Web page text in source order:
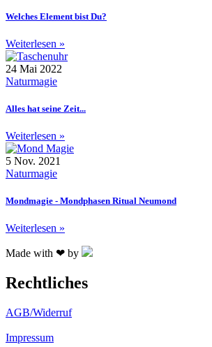
Welches Element bist Du?
Weiterlesen »
24 Mai 2022
Naturmagie
Alles hat seine Zeit...
Weiterlesen »
5 Nov. 2021
Naturmagie
Mondmagie - Mondphasen Ritual Neumond
Weiterlesen »
Made with ❤ by
Rechtliches
AGB/Widerruf
Impressum